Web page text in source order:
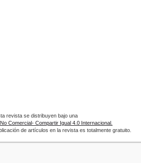
revista se distribuyen bajo una
Comercial- Compartir Igual 4.0 Internacional.
de artículos en la revista es totalmente gratuito.